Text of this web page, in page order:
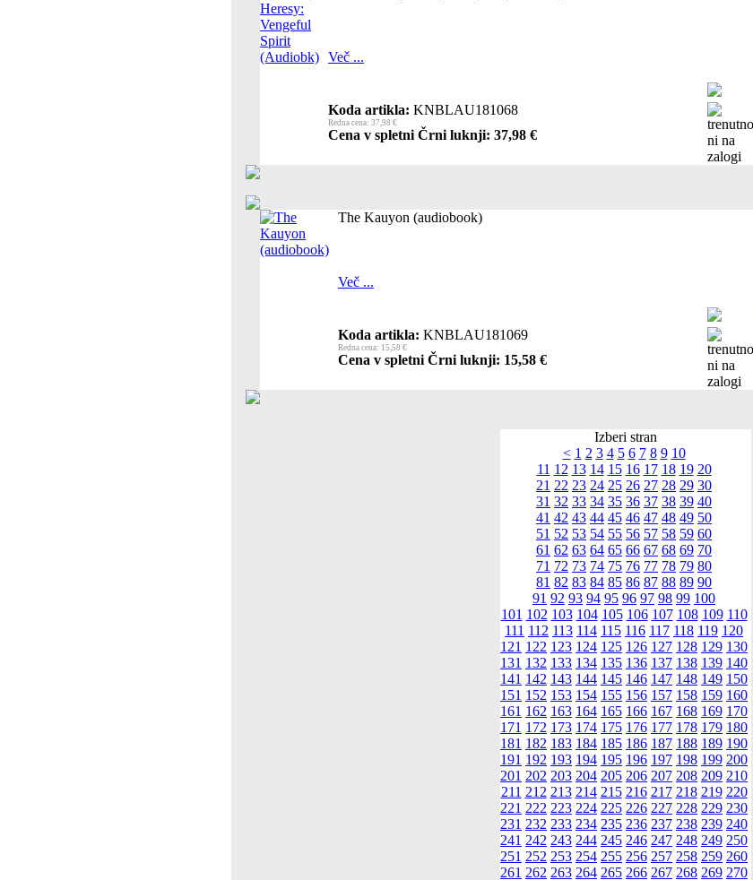
Več ...
Koda artikla: KNBLAU181068
Redna cena: 37,98 €
Cena v spletni Črni luknji: 37,98 €
The Kauyon (audiobook)
Več ...
Koda artikla: KNBLAU181069
Redna cena: 15,58 €
Cena v spletni Črni luknji: 15,58 €
Izberi stran
< 1 2 3 4 5 6 7 8 9 10
11 12 13 14 15 16 17 18 19 20
21 22 23 24 25 26 27 28 29 30
31 32 33 34 35 36 37 38 39 40
41 42 43 44 45 46 47 48 49 50
51 52 53 54 55 56 57 58 59 60
61 62 63 64 65 66 67 68 69 70
71 72 73 74 75 76 77 78 79 80
81 82 83 84 85 86 87 88 89 90
91 92 93 94 95 96 97 98 99 100
101 102 103 104 105 106 107 108 109 110
111 112 113 114 115 116 117 118 119 120
121 122 123 124 125 126 127 128 129 130
131 132 133 134 135 136 137 138 139 140
141 142 143 144 145 146 147 148 149 150
151 152 153 154 155 156 157 158 159 160
161 162 163 164 165 166 167 168 169 170
171 172 173 174 175 176 177 178 179 180
181 182 183 184 185 186 187 188 189 190
191 192 193 194 195 196 197 198 199 200
201 202 203 204 205 206 207 208 209 210
211 212 213 214 215 216 217 218 219 220
221 222 223 224 225 226 227 228 229 230
231 232 233 234 235 236 237 238 239 240
241 242 243 244 245 246 247 248 249 250
251 252 253 254 255 256 257 258 259 260
261 262 263 264 265 266 267 268 269 270